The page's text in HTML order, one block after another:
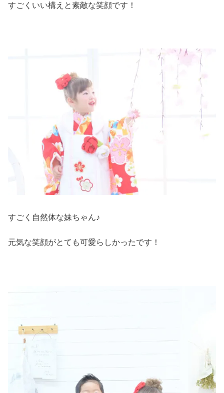
すごくいい構えと素敵な笑顔です！
すごく自然体な妹ちゃん♪
元気な笑顔がとても可愛らしかったです！